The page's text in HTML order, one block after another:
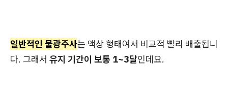
일반적인 물광주사는 액상 형태여서 비교적 빨리 배출됩니
다. 그래서 유지 기간이 보통 1~3달인데요.